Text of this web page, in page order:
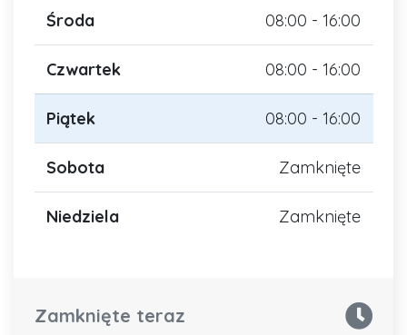
Środa 08:00 - 16:00
Czwartek 08:00 - 16:00
Piątek 08:00 - 16:00
Sobota Zamknięte
Niedziela Zamknięte
Zamknięte teraz